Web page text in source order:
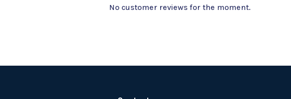
No customer reviews for the moment.